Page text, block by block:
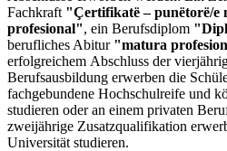
Fachkraft "Çertifikatë – punëtorë/e
profesional", ein Berufsdiplom
berufliches Abitur "matura
erfolgreichem Abschluss der
Berufsausbildung erwerben die
fachgebundene Hochschulreife und
studieren oder an einem privaten
zweijährige Zusatzqualifikation
Universität studieren.